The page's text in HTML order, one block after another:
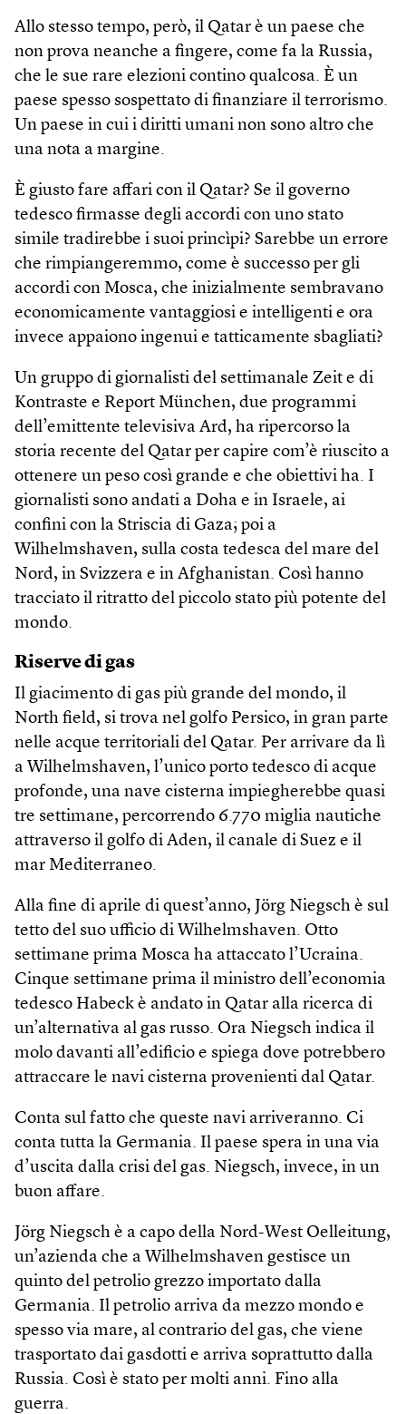
Allo stesso tempo, però, il Qatar è un paese che
non prova neanche a fingere, come fa la Russia,
che le sue rare elezioni contino qualcosa. È un
paese spesso sospettato di finanziare il terrorismo.
Un paese in cui i diritti umani non sono altro che
una nota a margine.
È giusto fare affari con il Qatar? Se il governo
tedesco firmasse degli accordi con uno stato
simile tradirebbe i suoi princìpi? Sarebbe un errore
che rimpiangeremmo, come è successo per gli
accordi con Mosca, che inizialmente sembravano
economicamente vantaggiosi e intelligenti e ora
invece appaiono ingenui e tatticamente sbagliati?
Un gruppo di giornalisti del settimanale Zeit e di
Kontraste e Report Mün­chen, due programmi
dell’emittente televisiva Ard, ha ripercorso la
storia recente del Qatar per capire com’è riuscito a
ottenere un peso così grande e che obiettivi ha. I
giornalisti sono andati a Doha e in Israele, ai
confini con la Striscia di Gaza; poi a
Wilhelmshaven, sulla costa tedesca del mare del
Nord, in Svizzera e in Afghanistan. Così hanno
tracciato il ritratto del piccolo stato più potente del
mondo.
Riserve di gas
Il giacimento di gas più grande del mondo, il
North field, si trova nel golfo Persico, in gran parte
nelle acque territoriali del Qatar. Per arrivare da lì
a Wilhelmshaven, l’unico porto tedesco di acque
profonde, una nave cisterna impiegherebbe quasi
tre settimane, percorrendo 6.770 miglia nautiche
attraverso il golfo di Aden, il canale di Suez e il
mar Mediterraneo.
Alla fine di aprile di quest’anno, Jörg Niegsch è sul
tetto del suo ufficio di Wilhelmshaven. Otto
settimane prima Mosca ha attaccato l’Ucraina.
Cinque settimane prima il ministro dell’economia
tedesco Habeck è andato in Qatar alla ricerca di
un’alternativa al gas russo. Ora Niegsch indica il
molo davanti all’edificio e spiega dove potrebbero
attraccare le navi cisterna provenienti dal Qatar.
Conta sul fatto che queste navi arriveranno. Ci
conta tutta la Germania. Il paese spera in una via
d’uscita dalla crisi del gas. Niegsch, invece, in un
buon affare.
Jörg Niegsch è a capo della Nord-West Oelleitung,
un’azienda che a Wilhelmshaven gestisce un
quinto del petrolio grezzo importato dalla
Germania. Il petrolio arriva da mezzo mondo e
spesso via mare, al contrario del gas, che viene
trasportato dai gasdotti e arriva soprattutto dalla
Russia. Così è stato per molti anni. Fino alla
guerra.